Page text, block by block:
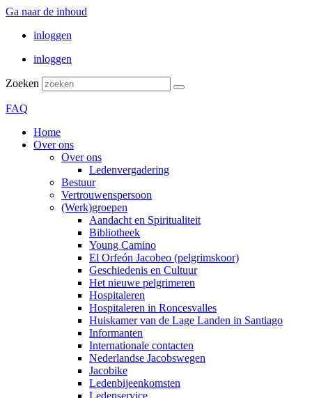
Ga naar de inhoud
inloggen
inloggen
Zoeken
FAQ
Home
Over ons
Over ons
Ledenvergadering
Bestuur
Vertrouwenspersoon
(Werk)groepen
Aandacht en Spiritualiteit
Bibliotheek
Young Camino
El Orfeón Jacobeo (pelgrimskoor)
Geschiedenis en Cultuur
Het nieuwe pelgrimeren
Hospitaleren
Hospitaleren in Roncesvalles
Huiskamer van de Lage Landen in Santiago
Informanten
Internationale contacten
Nederlandse Jacobswegen
Jacobike
Ledenbijeenkomsten
Ledenservice